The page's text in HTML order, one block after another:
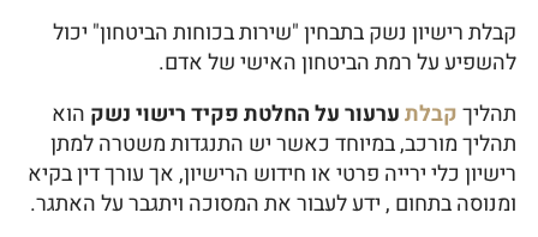
קבלת רישיון נשק בתבחין "שירות בכוחות הביטחון" יכול
להשפיע על רמת הביטחון האישי של אדם.
תהליךקבלתערעור על החלטת פקיד רישוי נשק הוא
תהליך מורכב, במיוחד כאשר יש התנגדות משטרה למתן
רישיון כלי ירייה פרטי או חידוש הרישיון, אך עורך דין בקיא
ומנוסה בתחום , ידע לעבור את המסוכה ויתגבר על האתגר.